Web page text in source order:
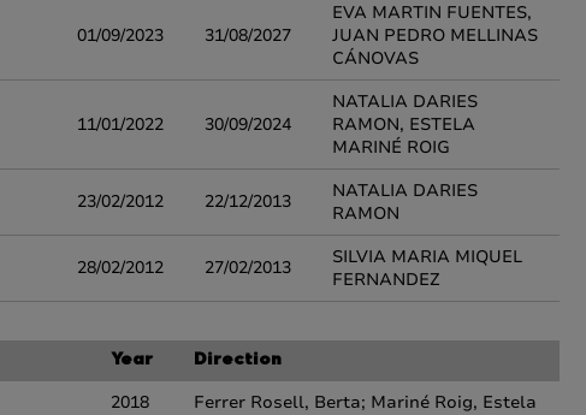
01/09/2023 31/08/2027
EVA MARTIN FUENTES,
JUAN PEDRO MELLINAS
CÁNOVAS
11/01/2022 30/09/2024
NATALIA DARIES
RAMON, ESTELA
MARINÉ ROIG
23/02/2012 22/12/2013
NATALIA DARIES
RAMON
28/02/2012 27/02/2013
SILVIA MARIA MIQUEL
FERNANDEZ
Year Direction
2018 Ferrer Rosell, Berta; Mariné Roig, Estela